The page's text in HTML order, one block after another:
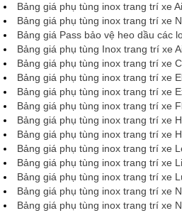
Bảng giá phụ tùng inox trang trí xe
Bảng giá phụ tùng inox trang trí xe
Bảng giá Pass bảo vệ heo dầu các
Bảng giá phụ tùng Inox trang trí xe
Bảng giá phụ tùng inox trang trí xe
Bảng giá phụ tùng inox trang trí xe
Bảng giá phụ tùng inox trang trí xe
Bảng giá phụ tùng inox trang trí xe
Bảng giá phụ tùng inox trang trí xe
Bảng giá phụ tùng inox trang trí xe
Bảng giá phụ tùng inox trang trí xe
Bảng giá phụ tùng inox trang trí xe
Bảng giá phụ tùng inox trang trí xe
Bảng giá phụ tùng inox trang trí xe
Bảng giá phụ tùng inox trang trí xe